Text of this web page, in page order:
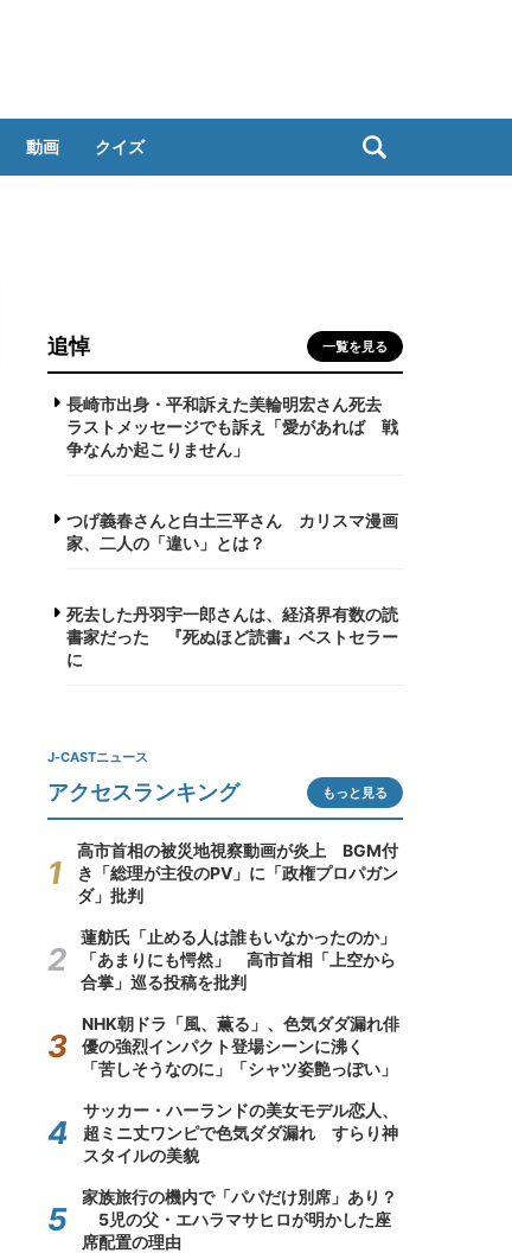
動画 クイズ
追悼 一覧を見る
長崎市出身・平和訴えた美輪明宏さん死去
ラストメッセージでも訴え「愛があれば 戦
争なんか起こりません」
つげ義春さんと白土三平さん カリスマ漫画
家、二人の「違い」とは？
死去した丹羽宇一郎さんは、経済界有数の読
書家だった 『死ぬほど読書』ベストセラー
に
J-CASTニュース
アクセスランキング もっと見る
高市首相の被災地視察動画が炎上 BGM付
き「総理が主役のPV」に「政権プロパガン
ダ」批判
蓮舫氏「止める人は誰もいなかったのか」
「あまりにも愕然」 高市首相「上空から
合掌」巡る投稿を批判
NHK朝ドラ「風、薫る」、色気ダダ漏れ俳
優の強烈インパクト登場シーンに沸く
「苦しそうなのに」「シャツ姿艶っぽい」
サッカー・ハーランドの美女モデル恋人、
超ミニ丈ワンピで色気ダダ漏れ すらり神
スタイルの美貌
家族旅行の機内で「パパだけ別席」あり？
5児の父・エハラマサヒロが明かした座
席配置の理由